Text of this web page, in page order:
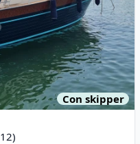
Con skipper